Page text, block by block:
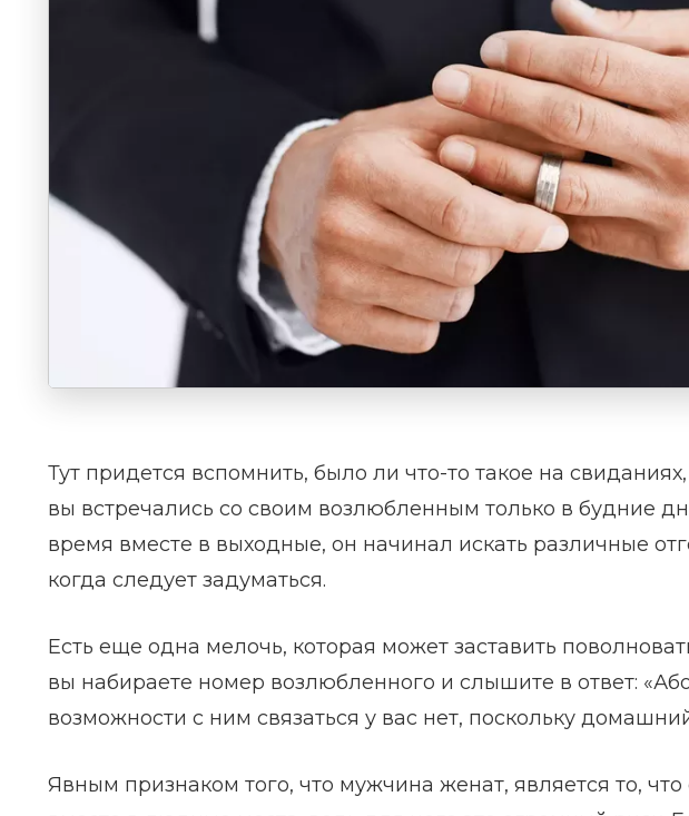
Тут придется вспомнить, было ли что-то такое на
вы встречались со своим возлюбленным только в будние
время вместе в выходные, он начинал искать различные
когда следует задуматься.
Есть еще одна мелочь, которая может заставить
вы набираете номер возлюбленного и слышите в ответ:
возможности с ним связаться у вас нет, поскольку
Явным признаком того, что мужчина женат, является то,